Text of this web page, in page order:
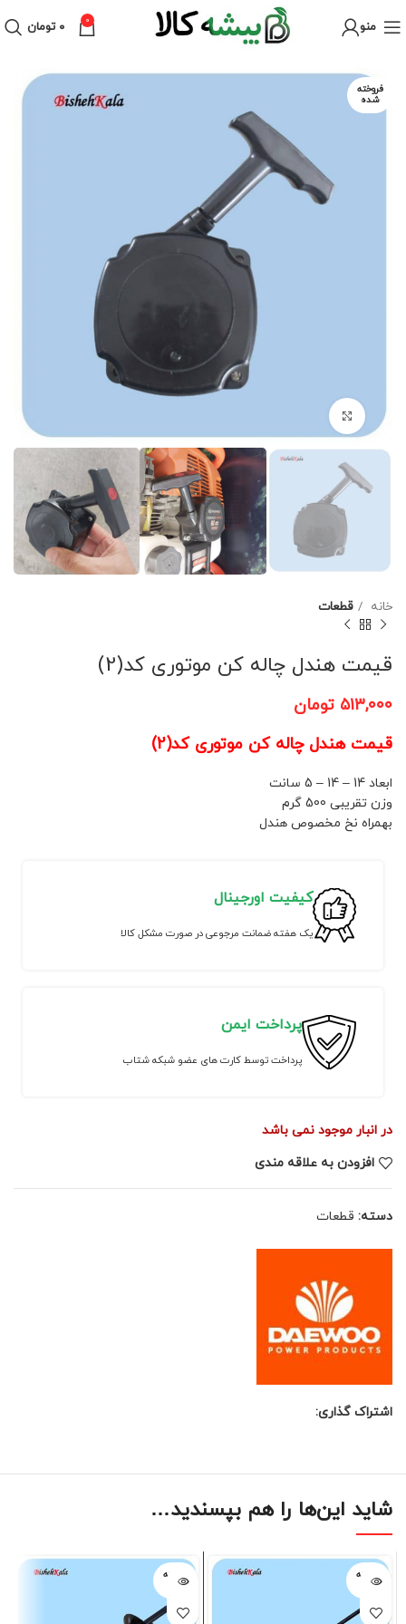
منو 0 ۰ تومان
فروخته
شده
خانه قطعات
قیمت هندل چاله کن موتوری کد(2)
۵۱۳,۰۰۰ تومان
قیمت هندل چاله کن موتوری کد(2)
ابعاد 14 – 14 – 5 سانت
وزن تقریبی 500 گرم
بهمراه نخ مخصوص هندل
کیفیت اورجینال
یک هفته ضمانت مرجوعی در صورت مشکل کالا
پرداخت ایمن
پرداخت توسط کارت های عضو شبکه شتاب
در انبار موجود نمی باشد
افزودن به علاقه مندی
دسته: قطعات
اشتراک گذاری:
شاید این‌ها را هم بپسندید…
فروخته
شده
فروخته
شده